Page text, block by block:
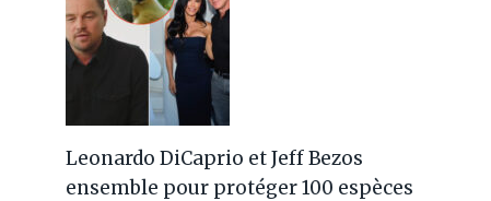
Leonardo DiCaprio et Jeff Bezos
ensemble pour protéger 100 espèces